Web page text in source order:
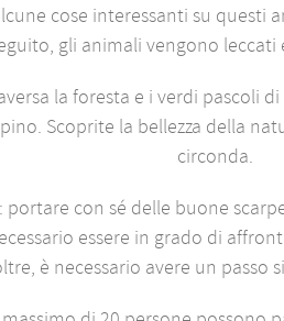
cose interessanti su questi
gli animali vengono leccati
la foresta e i verdi pascoli
Scoprite la bellezza della
circonda.
con sé delle buone
essere in grado di
è necessario avere un passo